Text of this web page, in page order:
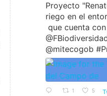
Proyecto
riego en el
que cuenta
@mitecogob
1 5